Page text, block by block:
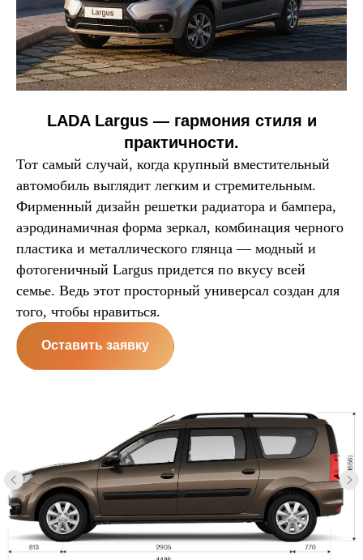
LADA Largus — гармония стиля и
практичности.
Тот самый случай, когда крупный вместительный
автомобиль выглядит легким и стремительным.
Фирменный дизайн решетки радиатора и бампера,
аэродинамичная форма зеркал, комбинация черного
пластика и металлического глянца — модный и
фотогеничный Largus придется по вкусу всей
семье. Ведь этот просторный универсал создан для
того, чтобы нравиться.
Оставить заявку